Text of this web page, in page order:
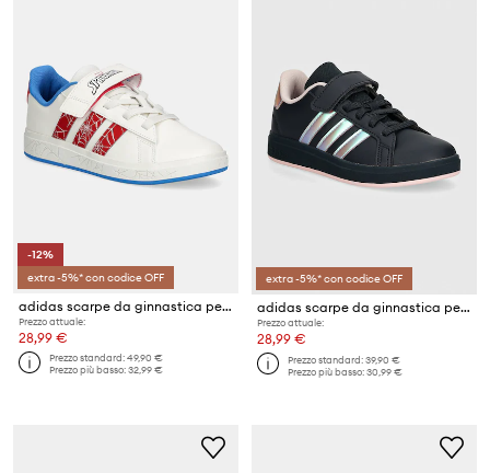
-12%
extra -5%* con codice OFF
adidas scarpe da ginnastica per bambini GRAND COURT Spider-man
Prezzo attuale:
28,99 €
Prezzo standard:49,90 €
Prezzo più basso:32,99 €
extra -5%* con codice OFF
adidas scarpe da ginnastica per bambini GRAND COURT 2.0 EL C
Prezzo attuale:
28,99 €
Prezzo standard:39,90 €
Prezzo più basso:30,99 €